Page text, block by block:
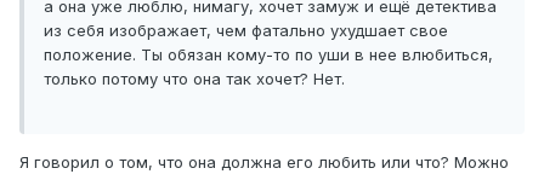
а она уже люблю, нимагу, хочет замуж и ещё детектива
из себя изображает, чем фатально ухудшает свое
положение. Ты обязан кому-то по уши в нее влюбиться,
только потому что она так хочет? Нет.
Я говорил о том, что она должна его любить или что? Можно